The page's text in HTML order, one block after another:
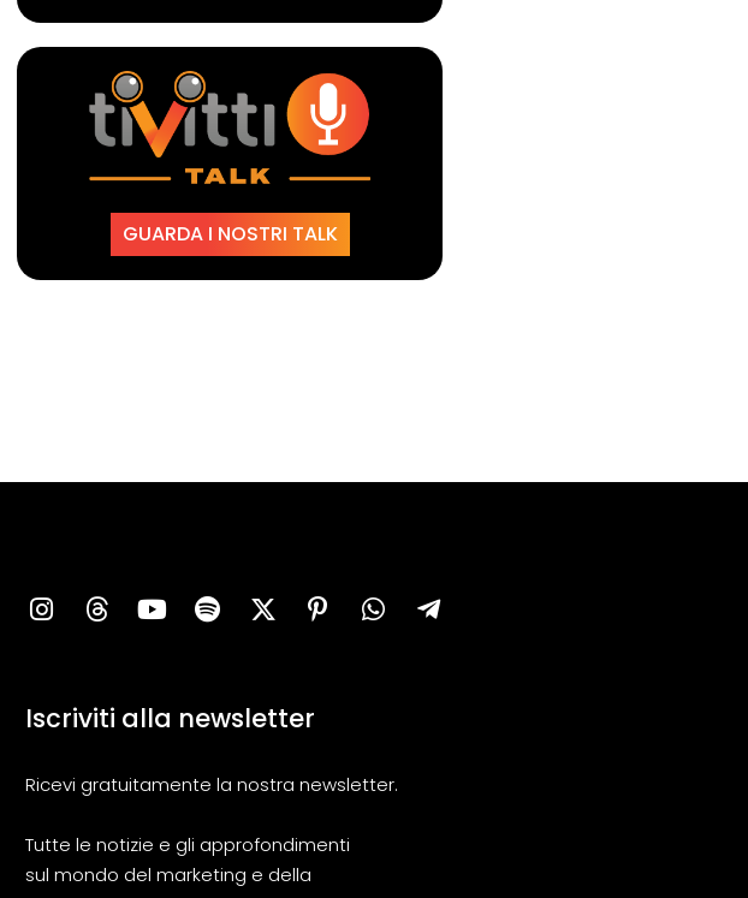
GUARDA I NOSTRI TALK
Iscriviti alla newsletter
Ricevi gratuitamente la nostra newsletter.
Tutte le notizie e gli approfondimenti
sul mondo del marketing e della